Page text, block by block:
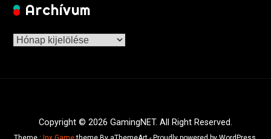
Archívum
Archívum
Copyright © 2026 GamingNET. All Right Reserved.